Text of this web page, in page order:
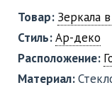
Товар: Зеркала
Стиль:Ар-деко
Расположение:
Материал: